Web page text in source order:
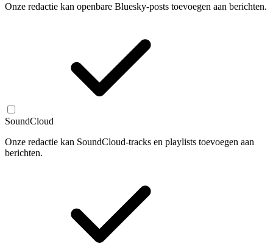
Onze redactie kan openbare Bluesky-posts toevoegen aan berichten.
SoundCloud
Onze redactie kan SoundCloud-tracks en playlists toevoegen aan
berichten.